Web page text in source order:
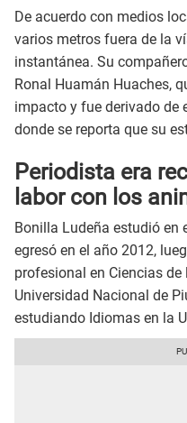
De acuerdo con medios
varios metros fuera de la
instantánea. Su
Ronal Huamán Huaches,
impacto y fue derivado de
donde se reporta que su
Periodista era
labor con los
Bonilla Ludeña estudió en
egresó en el año 2012,
profesional en Ciencias
Universidad Nacional de
estudiando Idiomas en la